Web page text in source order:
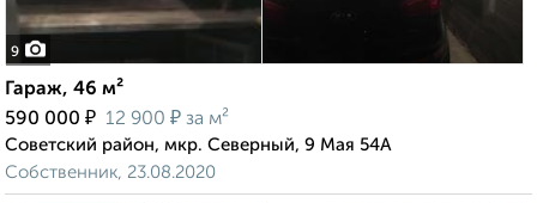
9
Гараж, 46 м²
590 000 ₽ 12 900 ₽ за м²
Советский район, мкр. Северный, 9 Мая 54А
Собственник, 23.08.2020